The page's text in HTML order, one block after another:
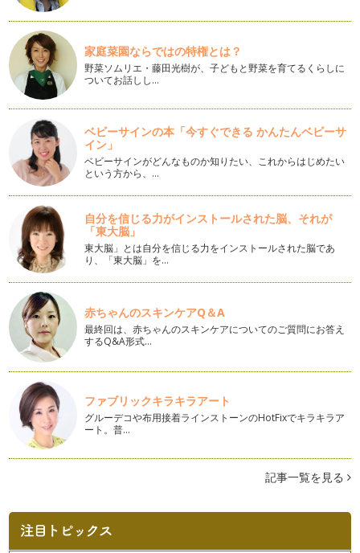
おすすめの歌⑤乗り物がでてくる歌
今まで、体を使って遊ぶ歌、動物の歌、食べ物の歌をご紹介し
てきましたが、今回は「乗り物」が登…
0歳からの英語教育？
よく生徒さんに聞かれる質問に「0歳から英語に触れるのは早
いでしょうか？0歳からで大丈夫でし…
学校における英語教育について：後編
前回の記事では、小学校・中学校における英語教育について政
府の動向やアンケート結果などからお…
学校における英語教育について：前編
「親子で楽しくハッピーえいご時間」と題して、連載をさせて
いただき、約半年となります。現在ま…
おすすめの歌④食べ物がでてくる歌
前回の記事では動物がでてくる歌をご紹介いたしましたが、今
回は「食べ物」を対象にした歌とアク…
おすすめの歌③動物がでてくる歌
未就学児のお子様にとって「動物」というのはとても身近なテ
ーマです。英語教育の現場でも動物は…
おすすめの絵本②色彩が鮮やかな絵本
以前からご紹介してきましたエリック・カールさんの絵
本。今…
英語圏の行事を体験してみましょう♪
今まで気軽に英語に触れていただく方法などをご紹介してきま
絵本で読み聞かせをするのはとてもよ…
家庭菜園ならではの特権とは？
野菜ソムリエ・藤田光樹が、子どもと野菜を育てるくらしに
ついてお話しし…
ベビーサインの本「今すぐできる かんたんベビーサ
イン」
ベビーサインがどんなものか知りたい、これからはじめたい
という方から、…
自分を信じる力がインストールされた脳、それが
「東大脳」
東大脳」とは自分を信じる力をインストールされた脳であ
り、「東大脳」を…
赤ちゃんのスキンケアQ＆A
最終回は、赤ちゃんのスキンケアについてのご質問にお答え
するQ&A形式…
ファブリックキラキラアート
グルーデコや布用接着ラインストーンのHotFixでキラキラア
ート。普…
記事一覧を見る